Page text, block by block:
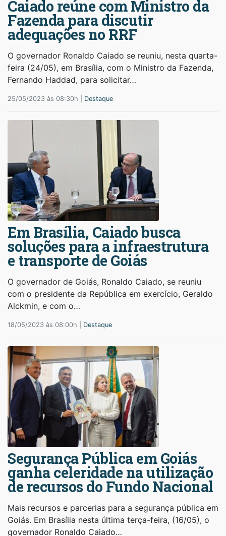
Caiado reúne com Ministro da
Fazenda para discutir
adequações no RRF
O governador Ronaldo Caiado se reuniu, nesta quarta-
feira (24/05), em Brasília, com o Ministro da Fazenda,
Fernando Haddad, para solicitar…
25/05/2023 às 08:30h | Destaque
Em Brasília, Caiado busca
soluções para a infraestrutura
e transporte de Goiás
O governador de Goiás, Ronaldo Caiado, se reuniu
com o presidente da República em exercício, Geraldo
Alckmin, e com o…
18/05/2023 às 08:00h | Destaque
Segurança Pública em Goiás
ganha celeridade na utilização
de recursos do Fundo Nacional
Mais recursos e parcerias para a segurança pública em
Goiás. Em Brasília nesta última terça-feira, (16/05), o
governador Ronaldo Caiado…